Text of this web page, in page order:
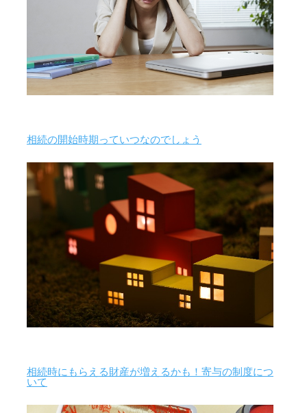
相続の開始時期っていつなのでしょう
相続時にもらえる財産が増えるかも！寄与の制度につ
いて